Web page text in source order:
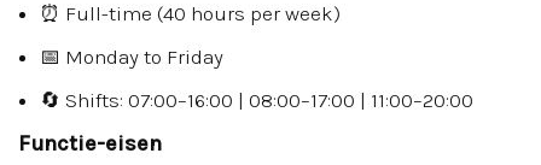
⏰ Full-time (40 hours per week)
📅 Monday to Friday
🔄 Shifts: 07:00–16:00 | 08:00–17:00 | 11:00–20:00
Functie-eisen